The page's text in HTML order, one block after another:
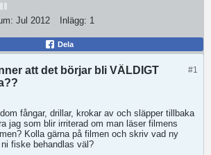
Jul 2012 Inlägg: 1
Dela
#1
att det börjar bli VÄLDIGT
fångar, drillar, krokar av och släpper tillbaka
jag som blir irriterad om man läser filmens
Kolla gärna på filmen och skriv vad ny
fiske behandlas väl?